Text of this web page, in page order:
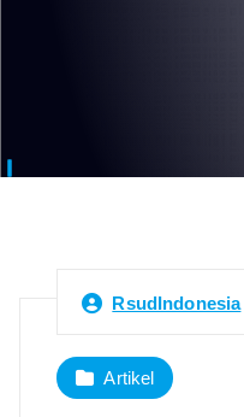
RsudIndonesia
Artikel